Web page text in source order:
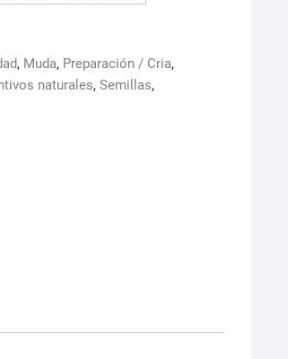
, Muda, Preparación / Cria,
naturales, Semillas,